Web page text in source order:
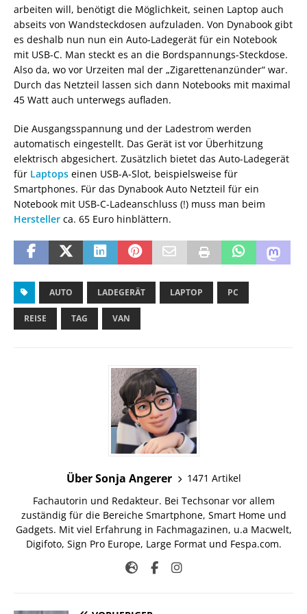
arbeiten will, benötigt die Möglichkeit, seinen Laptop auch
abseits von Wandsteckdosen aufzuladen. Von Dynabook gibt
es deshalb nun nun ein Auto-Ladegerät für ein Notebook
mit USB-C. Man steckt es an die Bordspannungs-Steckdose.
Also da, wo vor Urzeiten mal der „Zigarettenanzünder“ war.
Durch das Netzteil lassen sich dann Notebooks mit maximal
45 Watt auch unterwegs aufladen.
Die Ausgangsspannung und der Ladestrom werden
automatisch eingestellt. Das Gerät ist vor Überhitzung
elektrisch abgesichert. Zusätzlich bietet das Auto-Ladegerät
für Laptops einen USB-A-Slot, beispielsweise für
Smartphones. Für das Dynabook Auto Netzteil für ein
Notebook mit USB-C-Ladeanschluss (!) muss man beim
Hersteller ca. 65 Euro hinblättern.
AUTO LADEGERÄT LAPTOP PC
REISE TAG VAN
Über Sonja Angerer
1471 Artikel
Fachautorin und Redakteur. Bei Techsonar vor allem
zuständig für die Bereiche Smartphone, Smart Home und
Gadgets. Mit viel Erfahrung in Fachmagazinen, u.a Macwelt,
Digifoto, Sign Pro Europe, Large Format und Fespa.com.